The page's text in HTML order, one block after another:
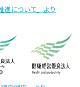
進について」より